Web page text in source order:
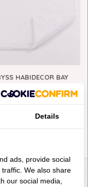
HABIDECOR BAY
GRAM PER M², VANAF
Details
ads, provide social
We also share
our social media,